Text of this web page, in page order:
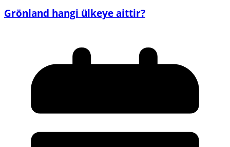
Grönland hangi ülkeye aittir?